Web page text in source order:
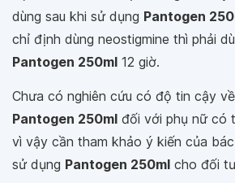
dùng sau khi sử dụng Pantogen
chỉ định dùng neostigmine thì phải
Pantogen 250ml 12 giờ.
Chưa có nghiên cứu có độ tin cậy
Pantogen 250ml đối với phụ nữ có
vì vậy cần tham khảo ý kiến của
sử dụng Pantogen 250ml cho đối